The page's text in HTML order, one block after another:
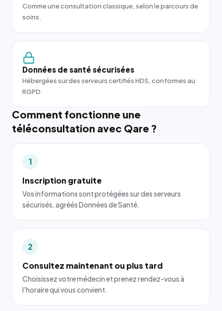
Comme une consultation classique, selon le parcours de
soins.
Données de santé sécurisées
Hébergées sur des serveurs certifiés HDS, conformes au
RGPD.
Comment fonctionne une
téléconsultation avec Qare ?
1
Inscription gratuite
Vos informations sont protégées sur des serveurs
sécurisés, agréés Données de Santé.
2
Consultez maintenant ou plus tard
Choisissez votre médecin et prenez rendez-vous à
l'horaire qui vous convient.